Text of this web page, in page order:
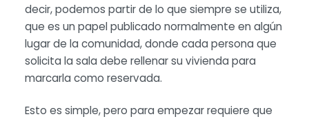
decir, podemos partir de lo que siempre se utiliza,
que es un papel publicado normalmente en algún
lugar de la comunidad, donde cada persona que
solicita la sala debe rellenar su vivienda para
marcarla como reservada.
Esto es simple, pero para empezar requiere que